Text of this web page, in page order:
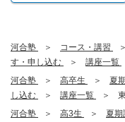
河合塾 コース・講習
す・申し込む
講座一覧
河合塾
高卒生 夏
し込む
講座一覧
河合塾
高3生 夏期